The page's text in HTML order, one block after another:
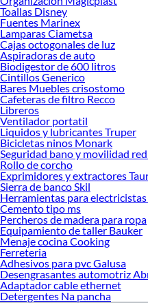
Sabemos que la calidad, confianza y
momento de decidir qué modelo
oferta de marcas prestigiosas y
Vigilancia. De esta manera, inviertes
satisfacción garantizada.
Toallas Disney
Fuentes Marinex
Lamparas Ciametsa
Cajas octogonales de luz
Aspiradoras de auto
Biodigestor de 600 litros
Cintillos Generico
Bares Muebles crisostomo
Cafeteras de filtro Recco
Libreros
Ventilador portatil
Liquidos y lubricantes Truper
Bicicletas ninos Monark
Seguridad bano y movilidad
Rollo de corcho
Exprimidores y extractores
Sierra de banco Skil
Herramientas para
Cemento tipo ms
Percheros de madera para ropa
Equipamiento de taller Bauker
Menaje cocina Cooking
Ferreteria
Adhesivos para pvc Galusa
Desengrasantes automotriz
Adaptador cable ethernet
Detergentes Na pancha